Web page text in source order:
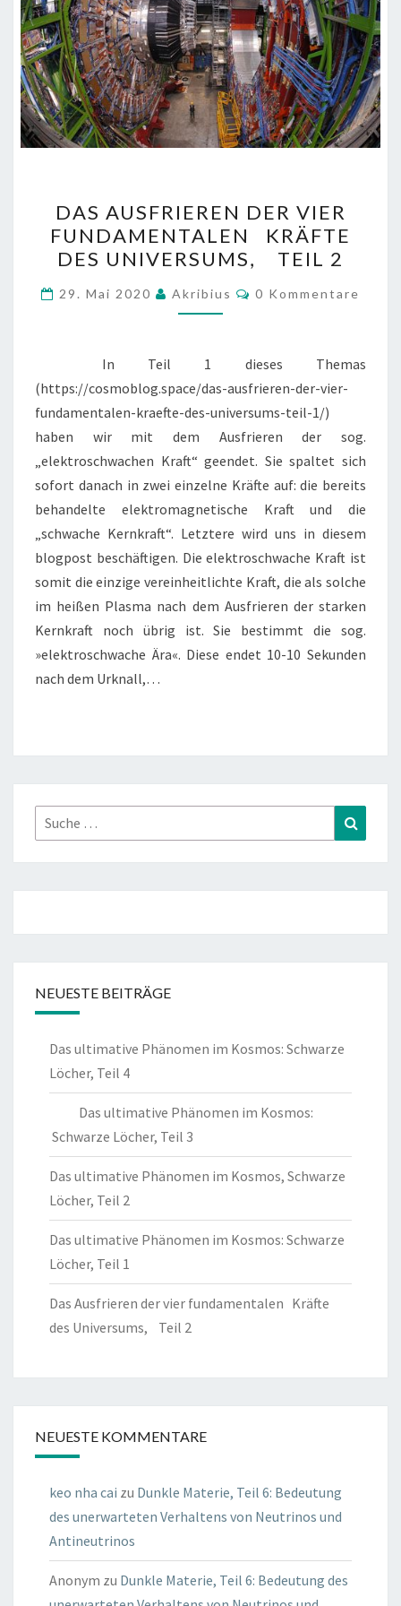
AUSFRIEREN
DER
VIER
FUNDAMENTALEN
KRÄFTE
UNIVERSUMS,
TEIL
2
DAS AUSFRIEREN DER VIER
FUNDAMENTALEN KRÄFTE
DES UNIVERSUMS, TEIL 2
29. Mai 2020 Akribius Kommentare
0 Kommentare
In Teil 1 dieses Themas
(https://cosmoblog.space/das-ausfrieren-der-vier-
fundamentalen-kraefte-des-universums-teil-1/)
haben wir mit dem Ausfrieren der sog.
„elektroschwachen Kraft“ geendet. Sie spaltet sich
sofort danach in zwei einzelne Kräfte auf: die bereits
behandelte elektromagnetische Kraft und die
„schwache Kernkraft“. Letztere wird uns in diesem
blogpost beschäftigen. Die elektroschwache Kraft ist
somit die einzige vereinheitlichte Kraft, die als solche
im heißen Plasma nach dem Ausfrieren der starken
Kernkraft noch übrig ist. Sie bestimmt die sog.
»elektroschwache Ära«. Diese endet 10-10 Sekunden
nach dem Urknall,…
Suche
nach:
NEUESTE BEITRÄGE
Das ultimative Phänomen im Kosmos: Schwarze
Löcher, Teil 4
Das ultimative Phänomen im Kosmos:
Schwarze Löcher, Teil 3
Das ultimative Phänomen im Kosmos, Schwarze
Löcher, Teil 2
Das ultimative Phänomen im Kosmos: Schwarze
Löcher, Teil 1
Das Ausfrieren der vier fundamentalen Kräfte
des Universums, Teil 2
NEUESTE KOMMENTARE
keo nha cai zu Dunkle Materie, Teil 6: Bedeutung
des unerwarteten Verhaltens von Neutrinos und
Antineutrinos
Anonym zu Dunkle Materie, Teil 6: Bedeutung des